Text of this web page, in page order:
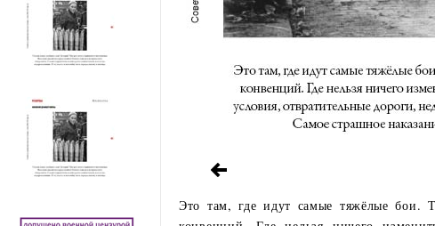
Это там, где идут самые тяжёлые бои.